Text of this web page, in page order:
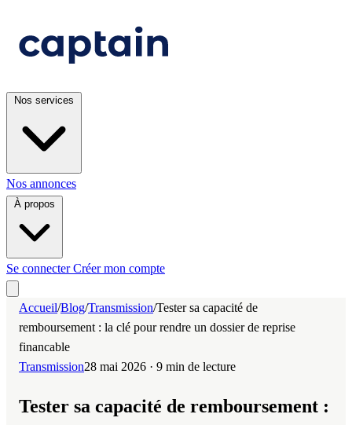
Nos annonces
Se connecterCréer mon compte
Accueil/Blog/Transmission/Tester sa capacité de
remboursement : la clé pour rendre un dossier de reprise
financable
Transmission28 mai 2026 · 9 min de lecture
Tester sa capacité de remboursement :